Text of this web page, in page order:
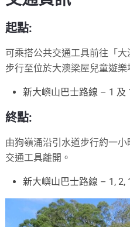
起點:
可乘搭公共交通工具前往「
步行至位於大澳梁屋兒童遊樂
新大嶼山巴士路線 – 1 及
終點:
由狗嶺涌沿引水道步行約一
交通工具離開。
新大嶼山巴士路線 – 1, 2,